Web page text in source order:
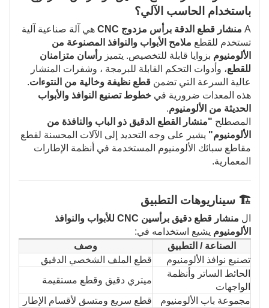
باستخدام الحاسب الآلي؟
A منشار قطع الدقة برأس مزدوج CNC
هي آلة صناعية آلية
تستخدم للقطع ملامح الأبواب والنوافذ المصنوعة من
الألومنيوم بزوايا قابلة للتخصيص. يتميز رأسان متزامنان
للقطع، وأدوات التحكم القابلة للبرمجة ، وشفرات المنشار
عالية السرعة التي تضمن قطع نظيفة وخالية من النتوءات.
هذه المعدات ضرورية في خطوط تصنيع النوافذ والأبواب
الحديثة من الألومنيوم.
المصطلح "منشار القطع الدقيق ذو الباب والنافذة من
الألومنيوم" يشير على وجه التحديد إلى الآلات المحسنة لقطع
مقاطع سبائك الألومنيوم المستخدمة في أنظمة الإطارات
المعمارية.
🏗️ سيناريوهات التطبيق
ال
منشار قطع دقيق برأسين CNC للأبواب والنوافذ
الألومنيوم يشيع استخدامه في:
الصناعة / التطبيق
وصف
تصنيع نوافذ الألومنيوم
قطع الملف الشخصي الدقيق
الحائط الساتر وأنظمة
الواجهات
ميتري دقيق وقطع مستقيمة
مجموعة باب الألومنيوم
قطع سريع ومتسق لأقسام الإطار